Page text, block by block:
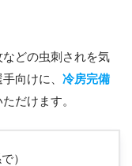
などの虫刺されを気
向けに、 冷房完備
だけます。
）